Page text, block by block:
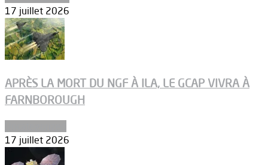
17 juillet 2026
APRÈS LA MORT DU NGF À ILA, LE GCAP VIVRA À
FARNBOROUGH
17 juillet 2026